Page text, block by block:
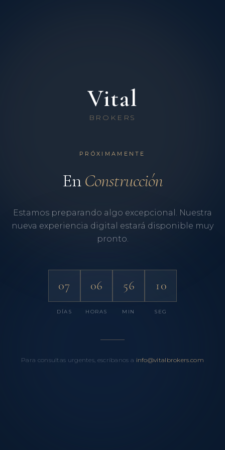
Vital
BROKERS
PRÓXIMAMENTE
EnConstrucción
Estamos preparando algo excepcional. Nuestra
nueva experiencia digital estará disponible muy
pronto.
07
DÍAS
06
HORAS
56
MIN
10
SEG
Para consultas urgentes, escríbanos a info@vitalbrokers.com